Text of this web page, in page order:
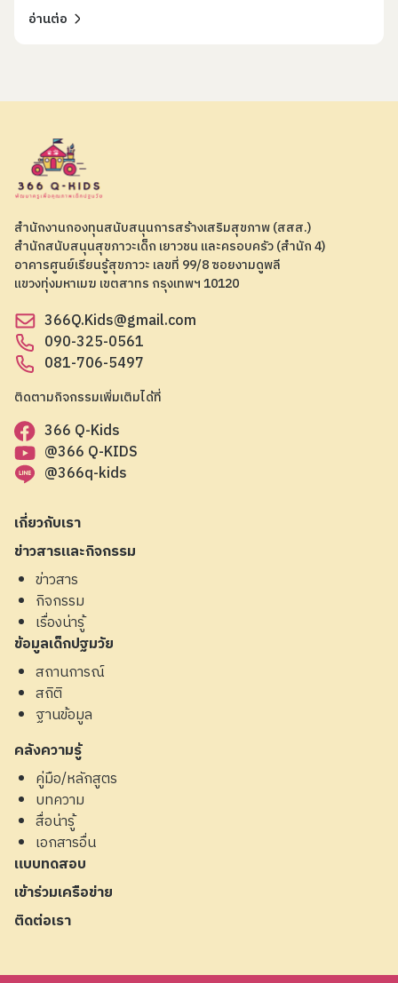
อ่านต่อ
สำนักงานกองทุนสนับสนุนการสร้างเสริมสุขภาพ (สสส.)
สำนักสนับสนุนสุขภาวะเด็ก เยาวชน และครอบครัว (สำนัก 4)
อาคารศูนย์เรียนรู้สุขภาวะ เลขที่ 99/8 ซอยงามดูพลี
แขวงทุ่งมหาเมฆ เขตสาทร กรุงเทพฯ 10120
366Q.Kids@gmail.com
090-325-0561
081-706-5497
เกี่ยวกับเรา
ข่าวสารและกิจกรรม
ข่าวสาร
กิจกรรม
เรื่องน่ารู้
ข้อมูลเด็กปฐมวัย
สถานการณ์
สถิติ
ฐานข้อมูล
คลังความรู้
คู่มือ/หลักสูตร
บทความ
สื่อน่ารู้
เอกสารอื่น
แบบทดสอบ
เข้าร่วมเครือข่าย
ติดต่อเรา
ติดตามกิจกรรมเพิ่มเติมได้ที่
366 Q-Kids
@366 Q-KIDS
@366q-kids